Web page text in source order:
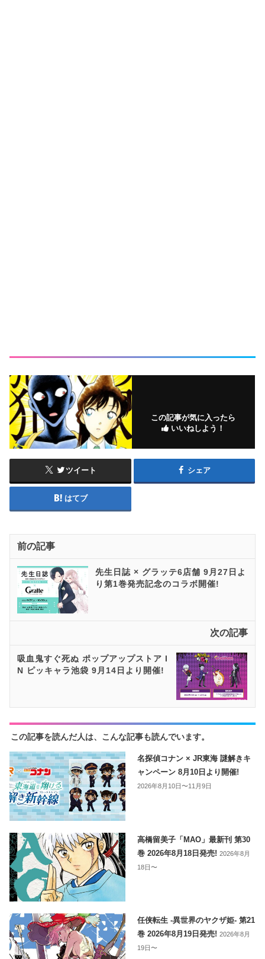
この記事が気に入ったら
いいねしよう！
ツイート シェア
はてブ
前の記事
先生日誌 × グラッテ6店舗 9月27日よ
り第1巻発売記念のコラボ開催!
次の記事
吸血鬼すぐ死ぬ ポップアップストア I
N ピッキャラ池袋 9月14日より開催!
この記事を読んだ人は、こんな記事も読んでいます。
名探偵コナン × JR東海 謎解きキ
ャンペーン 8月10日より開催!
2026年8月10日〜11月9日
高橋留美子「MAO」最新刊 第30
巻 2026年8月18日発売!2026年8月
18日〜
任侠転生 -異世界のヤクザ姫- 第21
巻 2026年8月19日発売!2026年8月
19日〜